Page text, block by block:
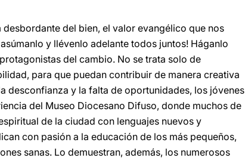
del bien, el valor evangélico que nos
y llévenlo adelante todos juntos! Háganlo
del cambio. No se trata solo de
para que puedan contribuir de manera creativa
desconfianza y la falta de oportunidades, los jóvenes
del Museo Diocesano Difuso, donde muchos de
de la ciudad con lenguajes nuevos y
con pasión a la educación de los más pequeños,
sanas. Lo demuestran, además, los numerosos